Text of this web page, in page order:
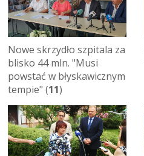
Nowe skrzydło szpitala za
blisko 44 mln. "Musi
powstać w błyskawicznym
tempie" (11)